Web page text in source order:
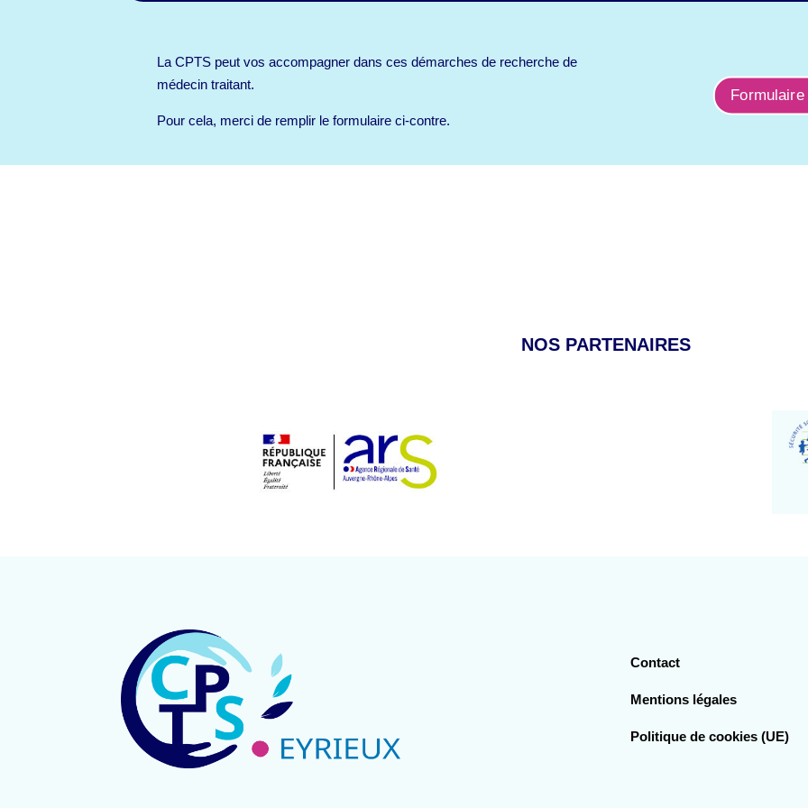
La CPTS peut vos accompagner dans ces démarches de recherche de
médecin traitant.
Pour cela, merci de remplir le formulaire ci-contre.
NOS PARTENAIRES
Contact
Mentions légales
Politique de cookies (UE)